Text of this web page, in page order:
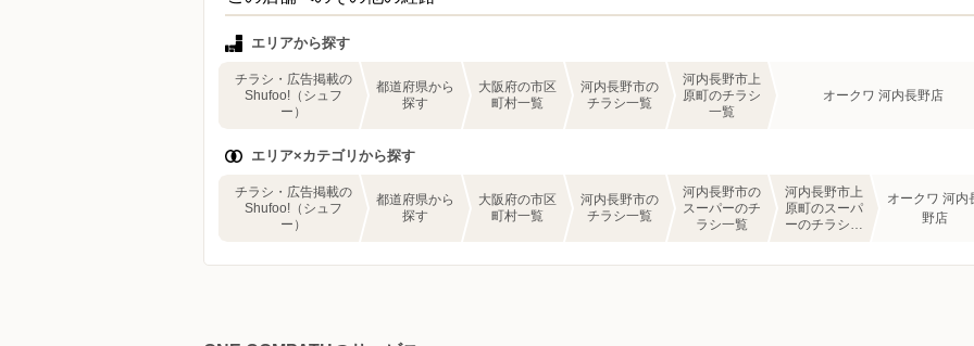
エリアから探す
チラシ・広告掲載の
Shufoo!（シュフ
ー）
都道府県から
探す
大阪府の市区
町村一覧
河内長野市の
チラシ一覧
河内長野市上
原町のチラシ
一覧
オークワ 河内長野店
エリア×カテゴリから探す
チラシ・広告掲載の
Shufoo!（シュフ
ー）
都道府県から
探す
大阪府の市区
町村一覧
河内長野市の
チラシ一覧
河内長野市の
スーパーのチ
ラシ一覧
河内長野市上
原町のスーパ
ーのチラシ一
オークワ 河内
野店